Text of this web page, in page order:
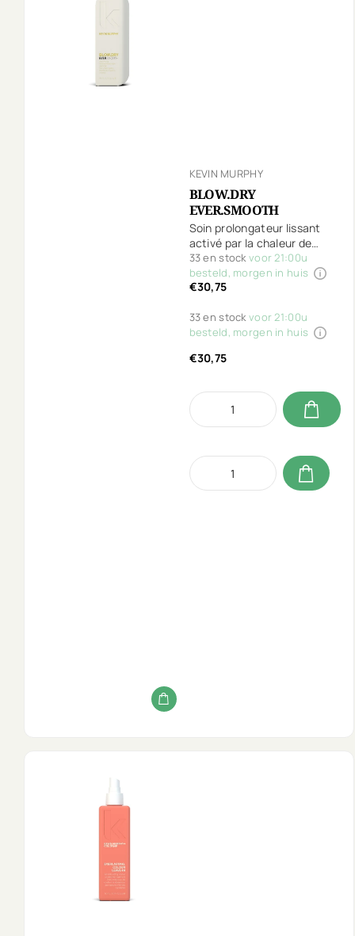
KEVIN MURPHY
BLOW.DRY
EVER.SMOOTH
Soin prolongateur lissant
activé par la chaleur de
votre sèche-cheveux.
33 en stockvoor 21:00u
besteld, morgen in huis
€30,75
33 en stockvoor 21:00u
besteld, morgen in huis
€30,75